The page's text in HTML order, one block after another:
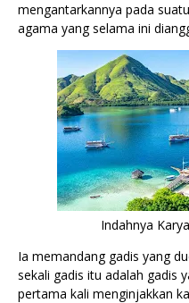
mengantarkannya pada
agama yang selama ini
Indahnya
Ia memandang gadis yang
sekali gadis itu adalah gadis
pertama kali menginjakkan